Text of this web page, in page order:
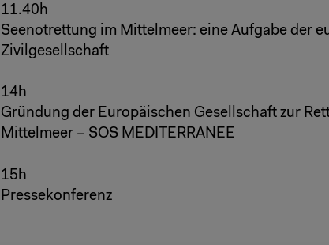
11.40h
Seenotrettung im Mittelmeer: eine Aufgabe der
Zivilgesellschaft
14h
Gründung der Europäischen Gesellschaft zur
Mittelmeer – SOS MEDITERRANEE
15h
Pressekonferenz